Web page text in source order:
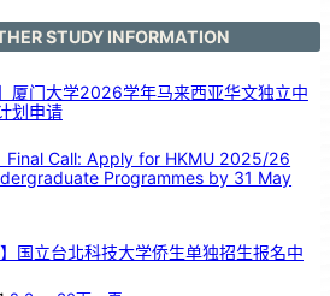
STUDY INFORMATION
厦门大学2026学年马来西亚华文独立中
划申请
Final Call: Apply for HKMU 2025/26
Programmes by 31 May
】国立台北科技大学侨生单独招生报名中